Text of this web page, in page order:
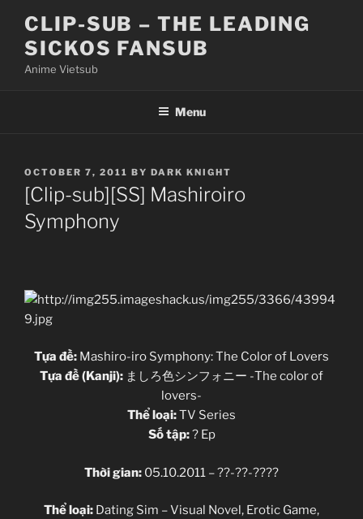
content
CLIP-SUB – THE LEADING
SICKOS FANSUB
Anime Vietsub
Menu
POSTED
ON
OCTOBER 7, 2011 BY DARK KNIGHT
[Clip-sub][SS] Mashiroiro
Symphony
Tựa đề: Mashiro-iro Symphony: The Color of Lovers
Tựa đề (Kanji): ましろ色シンフォニー -The color of
lovers-
Thể loại:TV Series
Số tập:? Ep
Thời gian: 05.10.2011 – ??-??-????
Thể loại: Dating Sim – Visual Novel, Erotic Game,